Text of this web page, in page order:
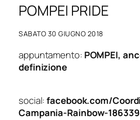
POMPEI PRIDE
SABATO 30 GIUGNO 2018
appuntamento: POMPEI,
definizione
social:facebook.com/
Campania-Rainbow-